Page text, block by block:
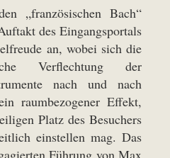
„französischen Bach“
des Eingangsportals
an, wobei sich die
Verflechtung der
nach und nach
raumbezogener Effekt,
Platz des Besuchers
einstellen mag. Das
Führung von Max